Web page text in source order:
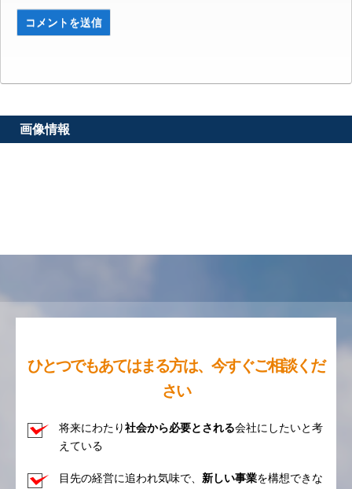
画像情報
ひとつでもあてはまる方は、今すぐご相談くだ
さい
将来にわたり社会から必要とされる会社にしたいと考
えている
目先の経営に追われ気味で、 新しい事業を構想できな